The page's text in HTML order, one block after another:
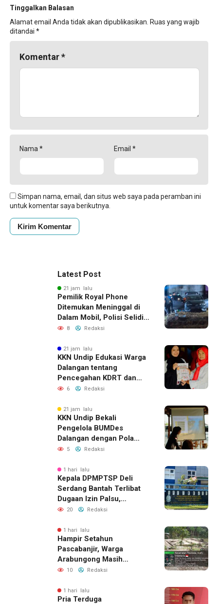
Tinggalkan Balasan
Alamat email Anda tidak akan dipublikasikan. Ruas yang wajib
ditandai *
Komentar*
Nama * Email *
Simpan nama, email, dan situs web saya pada peramban ini
untuk komentar saya berikutnya.
Latest Post
21 jam lalu
Pemilik Royal Phone
Ditemukan Meninggal di
Dalam Mobil, Polisi Selidiki
Dugaan Keterkaitan
8 Redaksi
21 jam lalu
KKN Undip Edukasi Warga
Dalangan tentang
Pencegahan KDRT dan
Komunikasi Keluarga
6 Redaksi
21 jam lalu
KKN Undip Bekali
Pengelola BUMDes
Dalangan dengan Pola
Pikir Inovatif
5 Redaksi
1 hari lalu
Kepala DPMPTSP Deli
Serdang Bantah Terlibat
Dugaan Izin Palsu,
Tegaskan Proses
Jalur Resmi
20 Redaksi
1 hari lalu
Hampir Setahun
Pascabanjir, Warga
Arabungong Masih
Menunggu Bantuan
10 Redaksi
1 hari lalu
Pria Terduga